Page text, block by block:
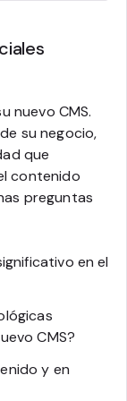
nuevo CMS.
su negocio,
que
contenido
preguntas
en el
CMS?
y en